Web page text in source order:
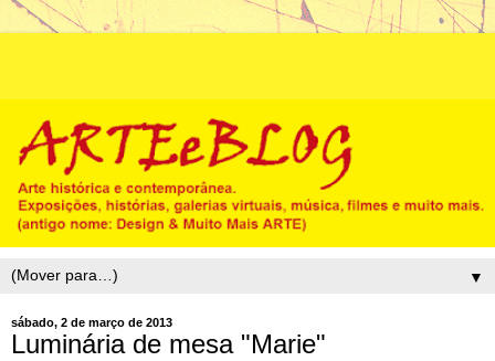
▼
sábado, 2 de março de 2013
Luminária de mesa "Marie"